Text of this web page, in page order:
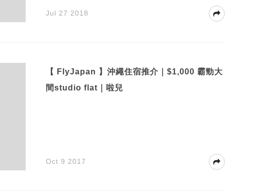
Jul 27 2018
【 FlyJapan 】沖繩住宿推介｜$1,000 霸勁大
間studio flat｜啦兒
Oct 9 2017